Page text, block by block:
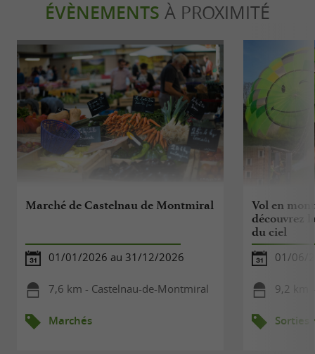
ÉVÈNEMENTS À PROXIMITÉ
Marché de Castelnau de Montmiral
01/01/2026 au 31/12/2026
7,6 km - Castelnau-de-Montmiral
Marchés
Vol en
découvrez
du ciel
01/06/
9,2 km
Sorties